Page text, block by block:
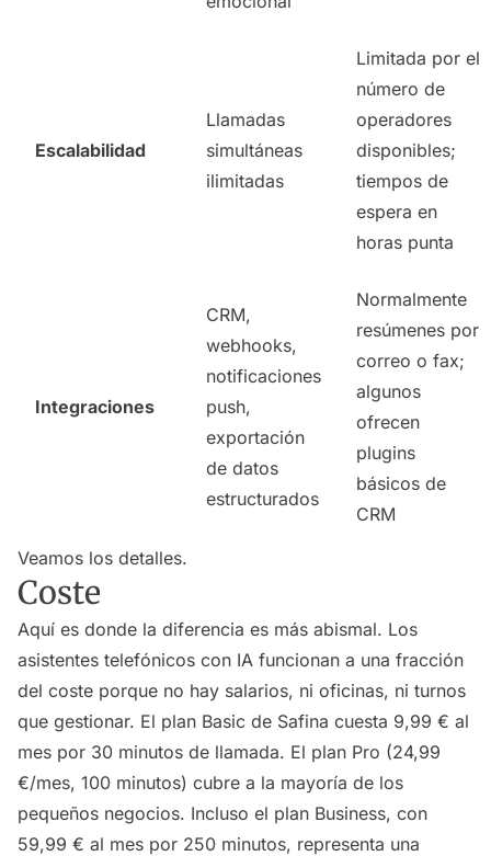
Escalabilidad
Llamadas
simultáneas
ilimitadas
Limitada por el
número de
operadores
disponibles;
tiempos de
espera en
horas punta
Integraciones
CRM,
webhooks,
notificaciones
push,
exportación
de datos
estructurados
Normalmente
resúmenes por
correo o fax;
algunos
ofrecen
plugins
básicos de
CRM
Veamos los detalles.
Coste
Aquí es donde la diferencia es más abismal. Los
asistentes telefónicos con IA funcionan a una fracción
del coste porque no hay salarios, ni oficinas, ni turnos
que gestionar. El plan Basic de Safina cuesta 9,99 € al
mes por 30 minutos de llamada. El plan Pro (24,99
€/mes, 100 minutos) cubre a la mayoría de los
pequeños negocios. Incluso el plan Business, con
59,99 € al mes por 250 minutos, representa una